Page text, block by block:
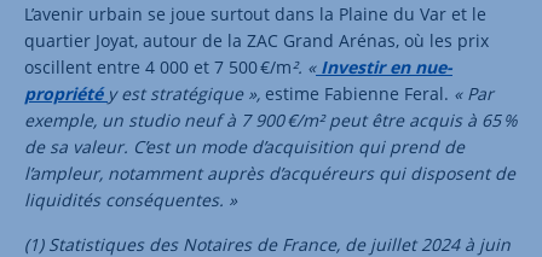
L’avenir urbain se joue surtout dans la Plaine du Var et le
quartier Joyat, autour de la ZAC Grand Arénas, où les prix
oscillent entre 4 000 et 7 500 €/m². «Investir en nue-
propriété y est stratégique », estime Fabienne Feral. « Par
exemple, un studio neuf à 7 900 €/m² peut être acquis à 65 %
de sa valeur. C’est un mode d’acquisition qui prend de
l’ampleur, notamment auprès d’acquéreurs qui disposent de
liquidités conséquentes. »
(1) Statistiques des Notaires de France, de juillet 2024 à juin